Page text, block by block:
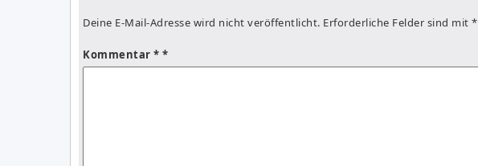
Deine E-Mail-Adresse wird nicht veröffentlicht. Erforderliche Felder sind mit *
Kommentar *